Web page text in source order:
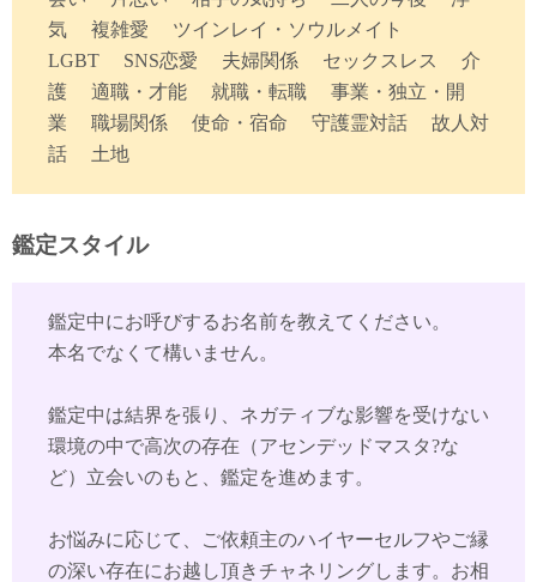
気 複雑愛 ツインレイ・ソウルメイト
LGBT SNS恋愛 夫婦関係 セックスレス 介
護 適職・才能 就職・転職 事業・独立・開
業 職場関係 使命・宿命 守護霊対話 故人対
話 土地
鑑定スタイル
鑑定中にお呼びするお名前を教えてください。
本名でなくて構いません。
鑑定中は結界を張り、ネガティブな影響を受けない
環境の中で高次の存在（アセンデッドマスタ?な
ど）立会いのもと、鑑定を進めます。
お悩みに応じて、ご依頼主のハイヤーセルフやご縁
の深い存在にお越し頂きチャネリングします。お相